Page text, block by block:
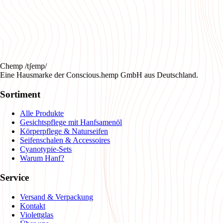
Chemp /tʃemp/
Eine Hausmarke der Conscious.hemp GmbH aus Deutschland.
Sortiment
Alle Produkte
Gesichtspflege mit Hanfsamenöl
Körperpflege & Naturseifen
Seifenschalen & Accessoires
Cyanotypie-Sets
Warum Hanf?
Service
Versand & Verpackung
Kontakt
Violettglas